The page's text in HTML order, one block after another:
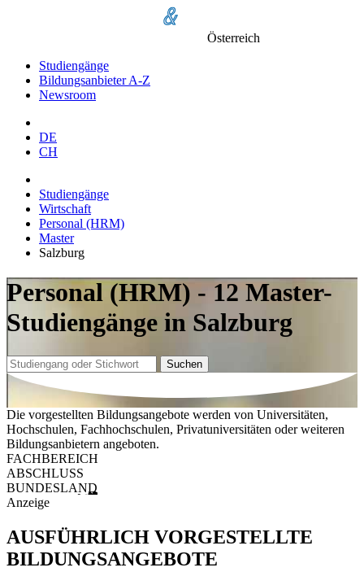
Österreich
Studiengänge
Bildungsanbieter A-Z
Newsroom
DE
CH
Studiengänge
Wirtschaft
Personal (HRM)
Master
Salzburg
Personal (HRM) - 12 Master-
Studiengänge in Salzburg
Suchen
Die vorgestellten Bildungsangebote werden von Universitäten,
Hochschulen, Fachhochschulen, Privatuniversitäten oder weiteren
Bildungsanbietern angeboten.
FACHBEREICH
ABSCHLUSS
BUNDESLAND
Anzeige
AUSFÜHRLICH VORGESTELLTE
BILDUNGSANGEBOTE